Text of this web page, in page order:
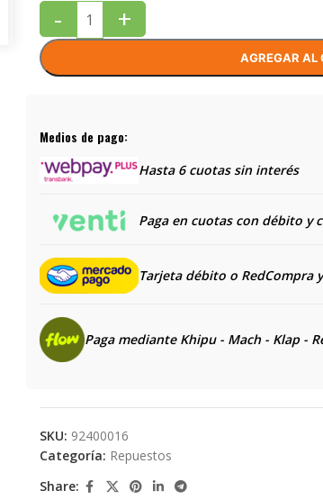
- +
AGREGAR AL
Medios de pago:
Hasta 6 cuotas sin interés
Paga en cuotas con débito y
Tarjeta débito o RedCompra y
Paga mediante Khipu - Mach - Klap -
SKU: 92400016
Categoría: Repuestos
Share: